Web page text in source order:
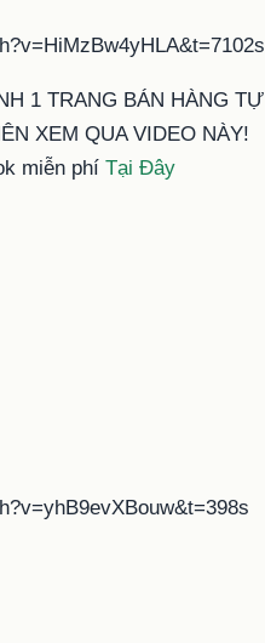
1 TRANG BÁN HÀNG TỰ
XEM QUA VIDEO NÀY!
miễn phí Tại Đây